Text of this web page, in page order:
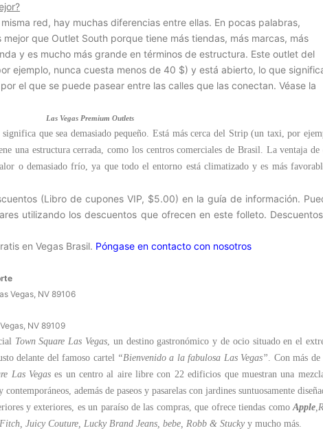
red, hay muchas diferencias entre ellas. En pocas palabras,
que Outlet South porque tiene más tiendas, más marcas, más
y es mucho más grande en términos de estructura. Este outlet del
ejemplo, nunca cuesta menos de 40 $) y está abierto, lo que
el que se puede pasear entre las calles que las conectan. Véase la
Las Vegas Premium Outlets
que sea demasiado pequeño. Está más cerca del Strip (un taxi, por
una estructura cerrada, como los centros comerciales de Brasil. La ventaja de
o demasiado frío, ya que todo el entorno está climatizado y es más
(Libro de cupones VIP, $5.00) en la guía de información.
utilizando los descuentos que ofrecen en este folleto.
en Vegas Brasil. Póngase en contacto con nosotros
Vegas, NV 89106
NV 89109
Town Square Las Vegas, un destino gastronómico y de ocio situado en el
delante del famoso cartel “Bienvenido a la fabulosa Las Vegas”. Con más de
Las Vegases un centro al aire libre con 22 edificios que muestran una
además de paseos y pasarelas con jardines suntuosamente
y exteriores, es un paraíso de las compras, que ofrece tiendas comoApple,
Juicy Couture, Lucky Brand Jeans, bebe, Robb & Stucky y mucho más.